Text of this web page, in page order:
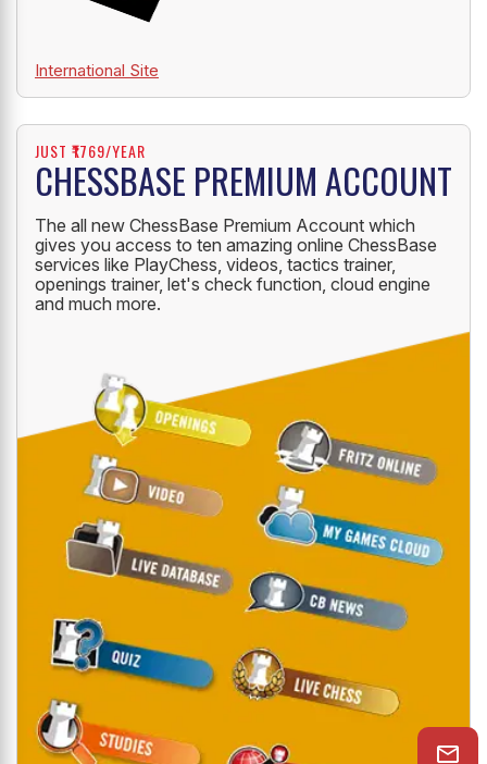
International Site
JUST ₹1769/YEAR
CHESSBASE PREMIUM ACCOUNT
The all new ChessBase Premium Account which
gives you access to ten amazing online ChessBase
services like PlayChess, videos, tactics trainer,
openings trainer, let's check function, cloud engine
and much more.